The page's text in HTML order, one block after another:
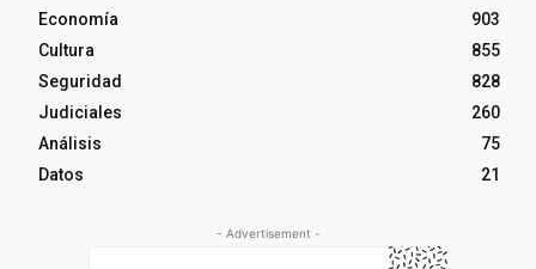
Economía
903
Cultura
855
Seguridad
828
Judiciales
260
Análisis
75
Datos
21
- Advertisement -